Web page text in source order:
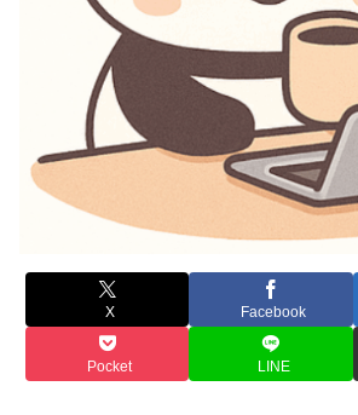
X Facebook
Pocket LINE